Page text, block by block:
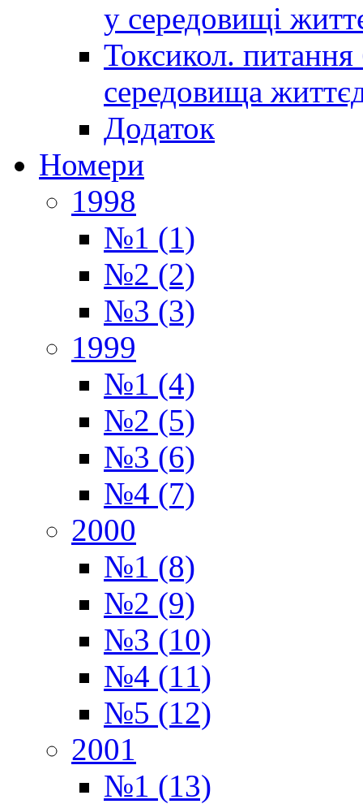
у середовищі
Токсикол. питання
середовища
Додаток
Номери
1998
№1 (1)
№2 (2)
№3 (3)
1999
№1 (4)
№2 (5)
№3 (6)
№4 (7)
2000
№1 (8)
№2 (9)
№3 (10)
№4 (11)
№5 (12)
2001
№1 (13)